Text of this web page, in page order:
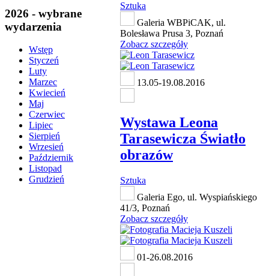
2026 - wybrane
wydarzenia
Wstęp
Styczeń
Luty
Marzec
Kwiecień
Maj
Czerwiec
Lipiec
Sierpień
Wrzesień
Październik
Listopad
Grudzień
Sztuka
Galeria WBPiCAK, ul.
Bolesława Prusa 3, Poznań
Zobacz szczegóły
13.05-19.08.2016
Wystawa Leona
Tarasewicza Światło
obrazów
Sztuka
Galeria Ego, ul. Wyspiańskiego
41/3, Poznań
Zobacz szczegóły
01-26.08.2016